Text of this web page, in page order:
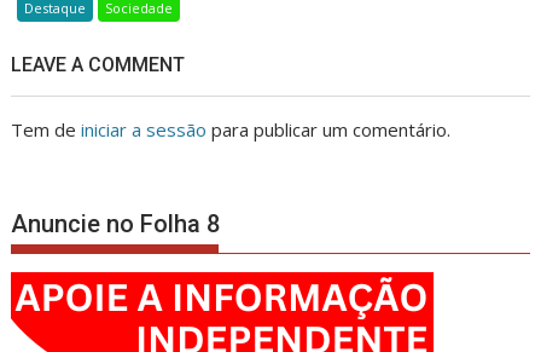
Destaque Sociedade
LEAVE A COMMENT
Tem deiniciar a sessão para publicar um comentário.
Anuncie no Folha 8